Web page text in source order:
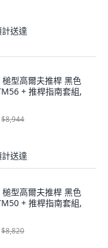
送達
槌型高爾夫推桿 黑色
+ 推桿指南套組,
$8,944
送達
槌型高爾夫推桿 黑色
+ 推桿指南套組,
$8,820